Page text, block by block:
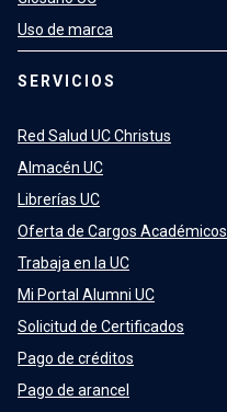
Uso de marca
SERVICIOS
Red Salud UC Christus
Almacén UC
Librerías UC
Oferta de Cargos Académicos
Trabaja en la UC
Mi Portal Alumni UC
Solicitud de Certificados
Pago de créditos
Pago de arancel